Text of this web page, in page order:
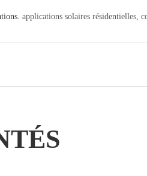
applications solaires résidentielles,